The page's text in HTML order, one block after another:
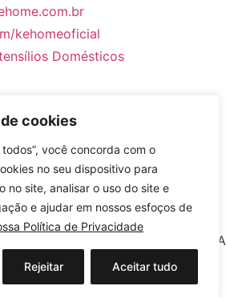
cookies
você concorda com o
no seu dispositivo para
no site, analisar o uso do site e
e ajudar em nossos esfoços de
Política de Privacidade
Rejeitar Aceitar tudo
kehomeoficial
Domésticos
DE ARTIGOS DE BAZAR LTDA
| CNPJ: 12.571.333/0001-50